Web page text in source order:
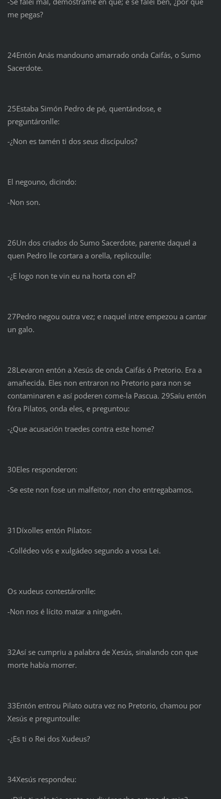
me pegas?
24Entón Anás mandouno amarrado onda Caifás, o Sumo
Sacerdote.
25Estaba Simón Pedro de pé, quentándose, e
preguntáronlle:
-¿Non es tamén ti dos seus discípulos?
El negouno, dicindo:
-Non son.
26Un dos criados do Sumo Sacerdote, parente daquel a
quen Pedro lle cortara a orella, replicoulle:
-¿E logo non te vin eu na horta con el?
27Pedro negou outra vez; e naquel intre empezou a cantar
un galo.
28Levaron entón a Xesús de onda Caifás ó Pretorio. Era a
amañecida. Eles non entraron no Pretorio para non se
contaminaren e así poderen come-la Pascua. 29Saíu entón
fóra Pilatos, onda eles, e preguntou:
-¿Que acusación traedes contra este home?
30Eles responderon:
-Se este non fose un malfeitor, non cho entregabamos.
31Díxolles entón Pilatos:
-Collédeo vós e xulgádeo segundo a vosa Lei.
Os xudeus contestáronlle:
-Non nos é lícito matar a ninguén.
32Así se cumpriu a palabra de Xesús, sinalando con que
morte había morrer.
33Entón entrou Pilato outra vez no Pretorio, chamou por
Xesús e preguntoulle:
-¿Es ti o Rei dos Xudeus?
34Xesús respondeu: